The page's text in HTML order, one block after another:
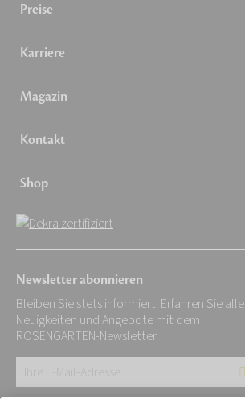
Preise
Karriere
Magazin
Kontakt
Shop
Newsletter abonnieren
Bleiben Sie stets informiert. Erfahren Sie alle
Neuigkeiten und Angebote mit dem
ROSENGARTEN-Newsletter.
E-